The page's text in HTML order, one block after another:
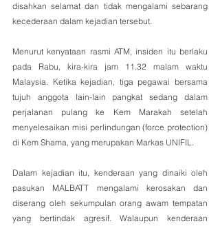
disahkan selamat dan tidak mengalami sebarang
kecederaan dalam kejadian tersebut.
Menurut kenyataan rasmi ATM, insiden itu berlaku
pada Rabu, kira-kira jam 11.32 malam waktu
Malaysia. Ketika kejadian, tiga pegawai bersama
tujuh anggota lain-lain pangkat sedang dalam
perjalanan pulang ke Kem Marakah setelah
menyelesaikan misi perlindungan (force protection)
di Kem Shama, yang merupakan Markas UNIFIL.
Dalam kejadian itu, kenderaan yang dinaiki oleh
pasukan MALBATT mengalami kerosakan dan
diserang oleh sekumpulan orang awam tempatan
yang bertindak agresif. Walaupun kenderaan